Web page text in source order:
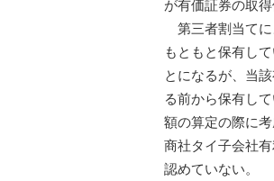
が有価証券の取
第三者割当てに
もともと保有し
とになるが、当
る前から保有し
額の算定の際に
商社タイ子会社
認めていない。